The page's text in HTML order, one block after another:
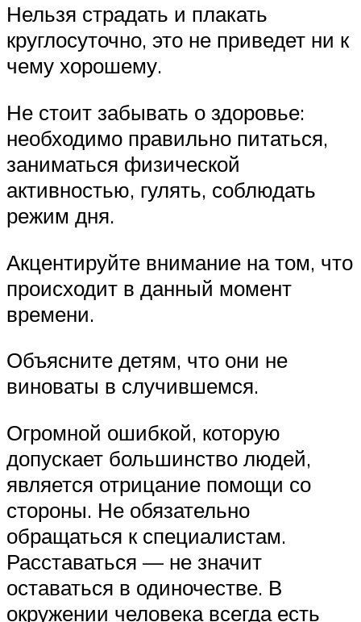
Нельзя страдать и плакать
круглосуточно, это не приведет ни к
чему хорошему.
Не стоит забывать о здоровье:
необходимо правильно питаться,
заниматься физической
активностью, гулять, соблюдать
режим дня.
Акцентируйте внимание на том, что
происходит в данный момент
времени.
Объясните детям, что они не
виноваты в случившемся.
Огромной ошибкой, которую
допускает большинство людей,
является отрицание помощи со
стороны. Не обязательно
обращаться к специалистам.
Расставаться — не значит
оставаться в одиночестве. В
окружении человека всегда есть